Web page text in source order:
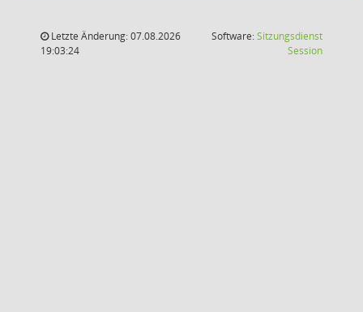
Letzte Änderung: 07.08.2026
19:03:24
Software:Sitzungsdienst
Session(Wird in